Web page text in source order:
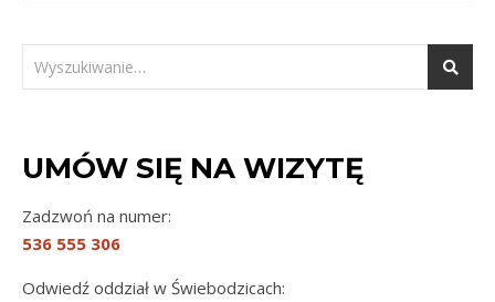
UMÓW SIĘ NA WIZYTĘ
Zadzwoń na numer:
536 555 306
Odwiedź oddział w Świebodzicach: